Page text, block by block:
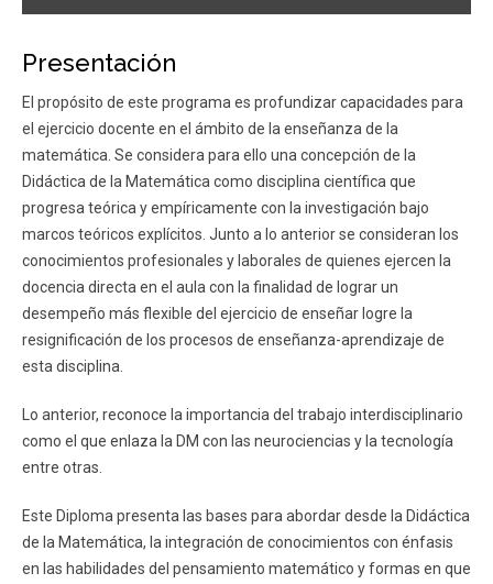
Presentación
El propósito de este programa es profundizar capacidades para
el ejercicio docente en el ámbito de la enseñanza de la
matemática. Se considera para ello una concepción de la
Didáctica de la Matemática como disciplina científica que
progresa teórica y empíricamente con la investigación bajo
marcos teóricos explícitos. Junto a lo anterior se consideran los
conocimientos profesionales y laborales de quienes ejercen la
docencia directa en el aula con la finalidad de lograr un
desempeño más flexible del ejercicio de enseñar logre la
resignificación de los procesos de enseñanza-aprendizaje de
esta disciplina.
Lo anterior, reconoce la importancia del trabajo interdisciplinario
como el que enlaza la DM con las neurociencias y la tecnología
entre otras.
Este Diploma presenta las bases para abordar desde la Didáctica
de la Matemática, la integración de conocimientos con énfasis
en las habilidades del pensamiento matemático y formas en que